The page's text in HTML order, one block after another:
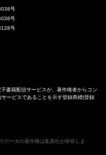
号
号
号
書籍配信サービスが、著作権者からコン
ービスであることを示す登録商標(登録
データの著作権は集英社が保有しま